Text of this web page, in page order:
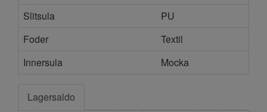
Slitsula
PU
Foder
Textil
Innersula
Mocka
Lagersaldo